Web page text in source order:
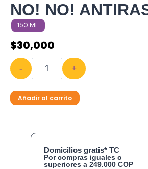
NO! NO!
150 ML
$30,000
- +
Añadir al carrito
Domicilios gratis* TC
Por compras iguales o
superiores a 249.000 COP